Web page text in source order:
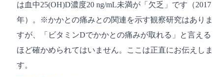
は血中25(OH)D濃度20 ng/mL未満が「欠乏」です（2017
年）。※かかとの痛みとの関連を示す観察研究はありま
すが、「ビタミンDでかかとの痛みが取れる」と言える
ほど確かめられてはいません。ここは正直にお伝えしま
す。